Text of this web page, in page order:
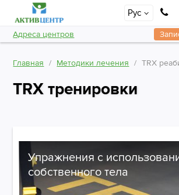
Рус
Адреса центров
Главная Методики лечения ТRХ
TRX тренировки
Упражнения с
собственного тела